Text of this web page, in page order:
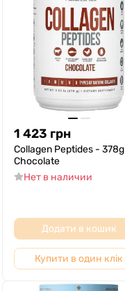
1 423 грн
Collagen Peptides - 378g
Chocolate
Нет в наличии
Додати в кошик
Купити в один клік